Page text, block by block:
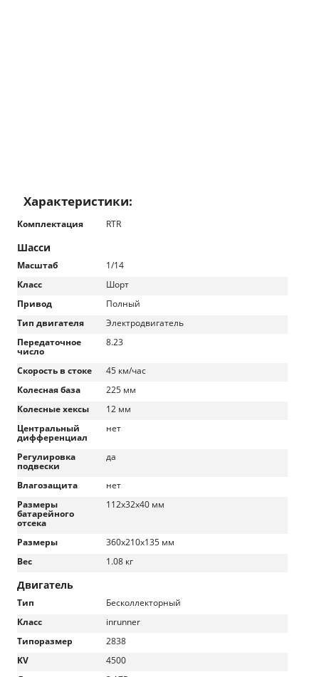
Характеристики:
Комплектация RTR
Шасси
Масштаб
1/14
Класс
Шорт
Привод
Полный
Тип двигателя
Электродвигатель
Передаточное
число
8.23
Скорость в стоке
45 км/час
Колесная база
225 мм
Колесные хексы
12 мм
Центральный
дифференциал
нет
Регулировка
подвески
да
Влагозащита
нет
Размеры
батарейного
отсека
112x32x40 мм
Размеры
360x210x135 мм
Вес
1.08 кг
Двигатель
Тип
Бесколлекторный
Класс
inrunner
Типоразмер
2838
KV
4500